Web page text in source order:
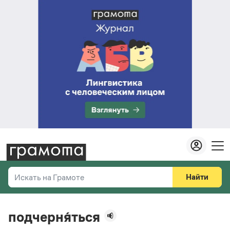
Искать на Грамоте
Справочная служба
Найти
подчерня́ться